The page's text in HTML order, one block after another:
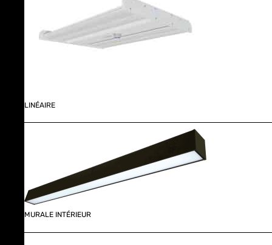
LINÉAIRE
MURALE INTÉRIEUR